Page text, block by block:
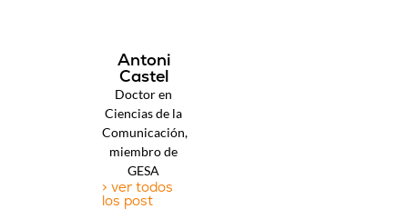
Antoni
Castel
Doctor en
Ciencias de la
Comunicación,
miembro de
GESA
> ver todos
los post